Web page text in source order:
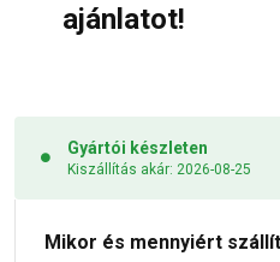
ajánlatot!
Gyártói készleten
Kiszállítás akár: 2026-08-25
Mikor és mennyiért